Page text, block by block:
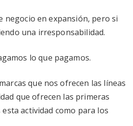
negocio en expansión, pero si
una irresponsabilidad.
lo que pagamos.
que nos ofrecen las líneas
que ofrecen las primeras
actividad como para los